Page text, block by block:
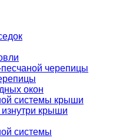
черепицы
окон
системы крыши
крыши
системы